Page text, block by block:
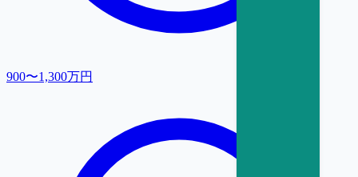
900〜1,300万円